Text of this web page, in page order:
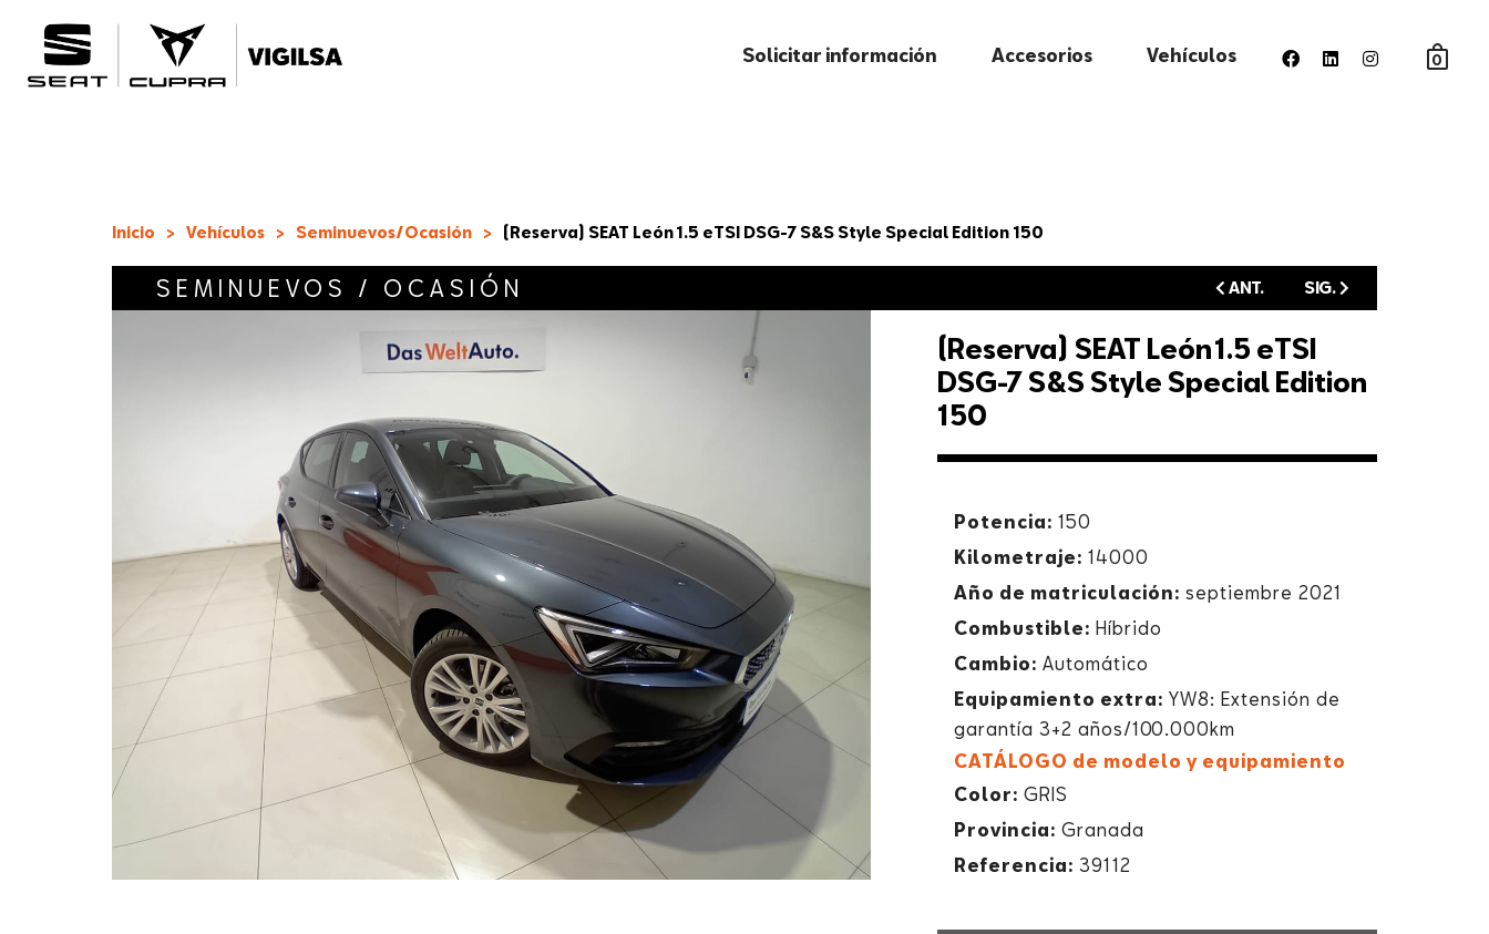
0
Solicitar información Accesorios Vehículos
Inicio > Vehículos > Seminuevos/Ocasión > (Reserva) SEAT León 1.5 eTSI DSG-7 S&S Style Special Edition 150
SEMINUEVOS / OCASIÓN SIG.
ANT.
(Reserva) SEAT León 1.5 eTSI
DSG-7 S&S Style Special Edition
150
Potencia:150
Kilometraje:14000
Año de matriculación:septiembre 2021
Combustible:Híbrido
Cambio:Automático
Equipamiento extra:YW8: Extensión de
garantía 3+2 años/100.000km
CATÁLOGO de modelo y equipamiento
Color:GRIS
Provincia:Granada
Referencia:39112